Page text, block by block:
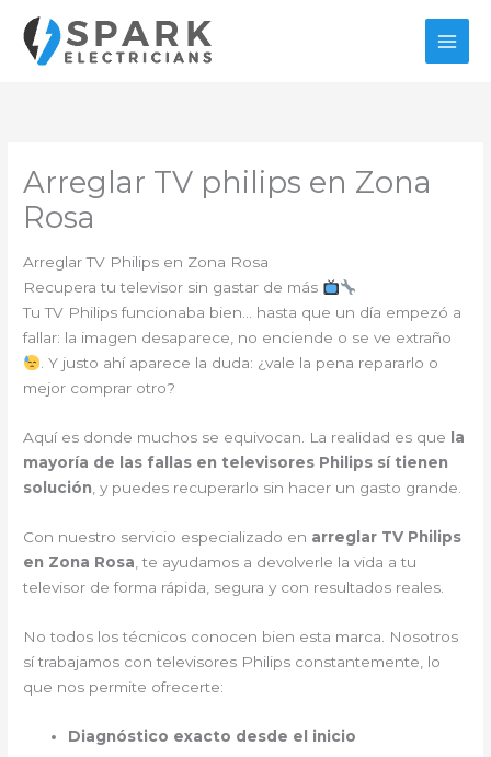
contenido
Arreglar TV philips en Zona
Rosa
Arreglar TV Philips en Zona Rosa
Recupera tu televisor sin gastar de más
Tu TV Philips funcionaba bien… hasta que un día empezó a
fallar: la imagen desaparece, no enciende o se ve extraño
. Y justo ahí aparece la duda: ¿vale la pena repararlo o
mejor comprar otro?
Aquí es donde muchos se equivocan. La realidad es que
la
mayoría de las fallas en televisores Philips sí tienen
solución , y puedes recuperarlo sin hacer un gasto grande.
Con nuestro servicio especializado en arreglar TV Philips
en Zona Rosa , te ayudamos a devolverle la vida a tu
televisor de forma rápida, segura y con resultados reales.
No todos los técnicos conocen bien esta marca. Nosotros
sí trabajamos con televisores Philips constantemente, lo
que nos permite ofrecerte:
Diagnóstico exacto desde el inicio